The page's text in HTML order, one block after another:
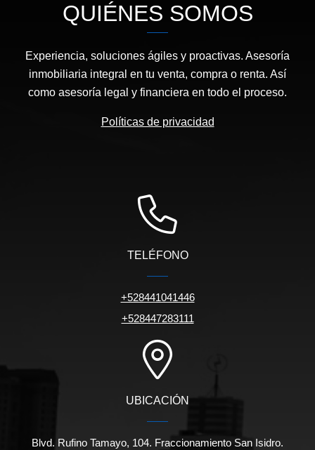
QUIÉNES SOMOS
Experiencia, soluciones ágiles y proactivas. Asesoría
inmobiliaria integral en tu venta, compra o renta. Así
como asesoría legal y financiera en todo el proceso.
Políticas de privacidad
TELÉFONO
+528441041446
+528447283111
UBICACIÓN
Blvd. Rufino Tamayo, 104. Fraccionamiento San Isidro.